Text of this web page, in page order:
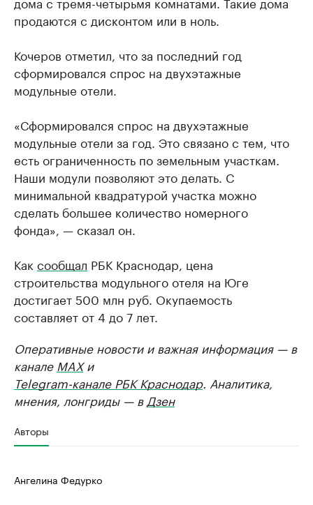
продаются с дисконтом или в ноль.
Кочеров отметил, что за последний год
сформировался спрос на двухэтажные
модульные отели.
«Сформировался спрос на двухэтажные
модульные отели за год. Это связано с тем, что
есть ограниченность по земельным участкам.
Наши модули позволяют это делать. С
минимальной квадратурой участка можно
сделать большее количество номерного
фонда», — сказал он.
Как сообщал РБК Краснодар, цена
строительства модульного отеля на Юге
достигает 500 млн руб. Окупаемость
составляет от 4 до 7 лет.
Оперативные новости и важная информация — в
канале MAXи
Telegram-канале РБК Краснодар. Аналитика,
мнения, лонгриды — в Дзен
Авторы
Ангелина Федурко